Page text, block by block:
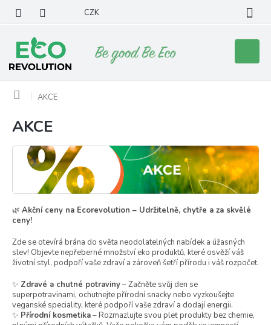
obsah
CZK
košík
Domů AKCE
AKCE
🌿 Akční ceny na Ecorevolution – Udržitelně, chytře a za skvělé
ceny!
Zde se otevírá brána do světa neodolatelných nabídek a úžasných
slev! Objevte nepřeberné množství eko produktů, které osvěží váš
životní styl, podpoří vaše zdraví a zároveň šetří přírodu i váš rozpočet.
✨ Zdravé a chutné potraviny– Začněte svůj den se
superpotravinami, ochutnejte přírodní snacky nebo vyzkoušejte
veganské speciality, které podpoří vaše zdraví a dodají energii.
✨ Přírodní kosmetika– Rozmazlujte svou pleť produkty bez chemie,